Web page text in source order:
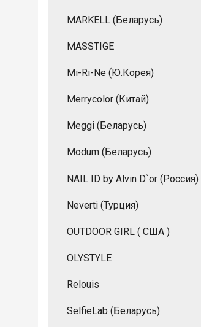
MARKELL (Беларусь)
MASSTIGE
Mi-Ri-Ne (Ю.Корея)
Merrycolor (Китай)
Meggi (Беларусь)
Modum (Беларусь)
NAIL ID by Alvin D`or (Россия)
Neverti (Турция)
OUTDOOR GIRL ( США )
OLYSTYLE
Relouis
SelfieLab (Беларусь)